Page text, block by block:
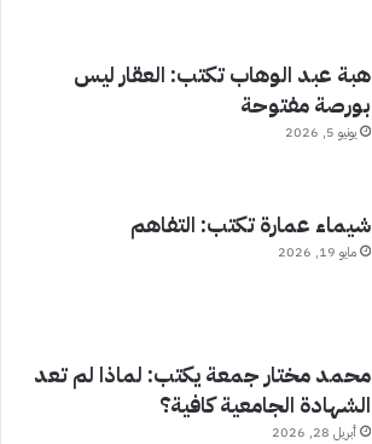
هبة عبد الوهاب تكتب: العقار ليس
بورصة مفتوحة
يونيو 5, 2026
شيماء عمارة تكتب: التفاهم
مايو 19, 2026
محمد مختار جمعة يكتب: لماذا لم تعد
الشهادة الجامعية كافية؟
أبريل 28, 2026